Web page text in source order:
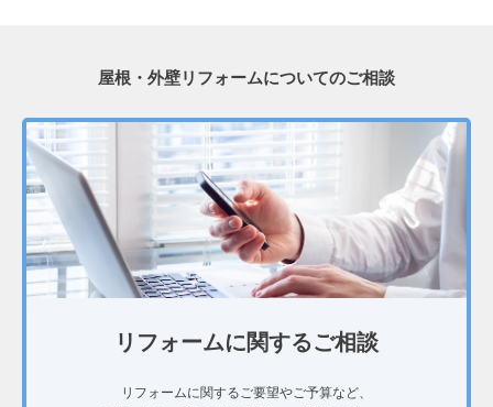
屋根・外壁リフォームについてのご相談
リフォームに関するご相談
リフォームに関するご要望やご予算など、